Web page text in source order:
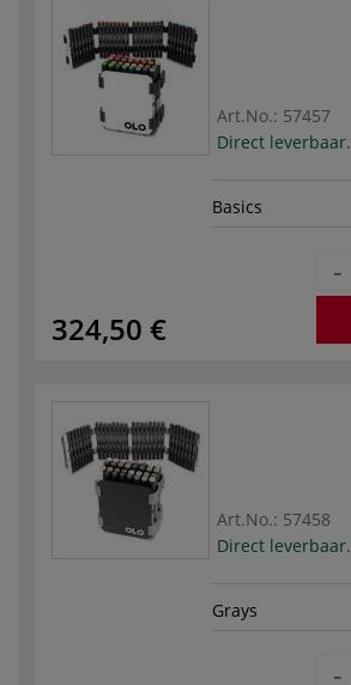
Art.No.: 57457
Direct leverbaar.
Basics
324,50 €
-
Art.No.: 57458
Direct leverbaar.
Grays
-